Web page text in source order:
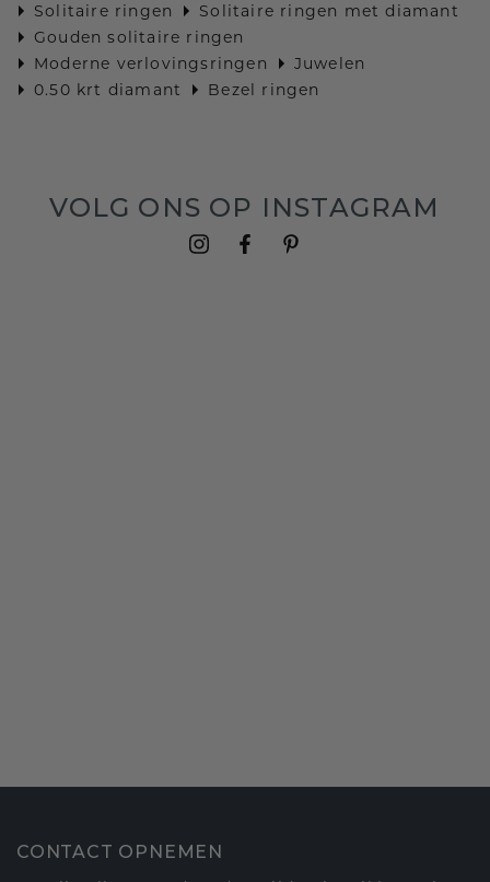
Solitaire ringen
Solitaire ringen met diamant
Gouden solitaire ringen
Moderne verlovingsringen
Juwelen
0.50 krt diamant
Bezel ringen
VOLG ONS OP INSTAGRAM
CONTACT OPNEMEN